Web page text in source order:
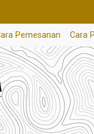
Pemesanan Cara